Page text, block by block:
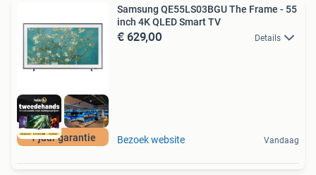
1 jaar garantie
Samsung QE55LS03BGU The Frame - 55
inch 4K QLED Smart TV
€ 629,00 Details
Bezoek website Vandaag